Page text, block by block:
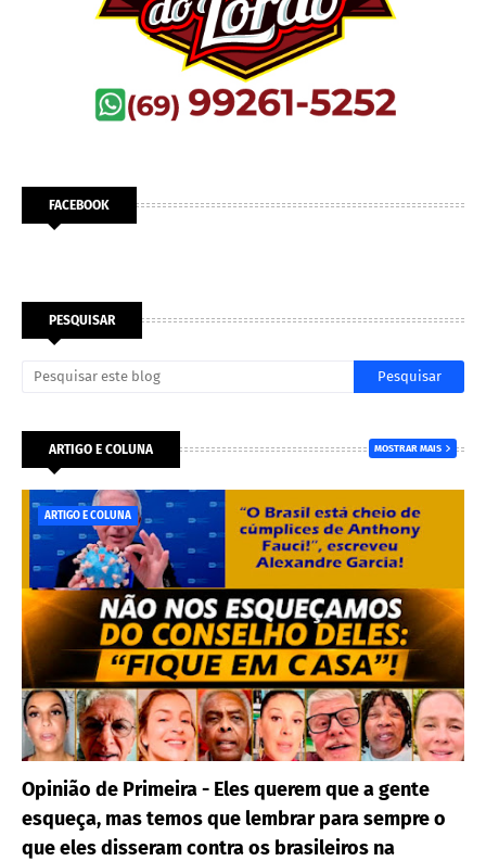
FACEBOOK
PESQUISAR
ARTIGO E COLUNA MOSTRAR MAIS
ARTIGO E COLUNA
Opinião de Primeira - Eles querem que a gente
esqueça, mas temos que lembrar para sempre o
que eles disseram contra os brasileiros na